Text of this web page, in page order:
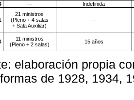
— Indefinida
21 ministros
(Pleno + 4 salas
+ Sala Auxiliar)
—
11 ministros
(Pleno + 2 salas)
15 años
elaboración propia
de 1928, 1934,